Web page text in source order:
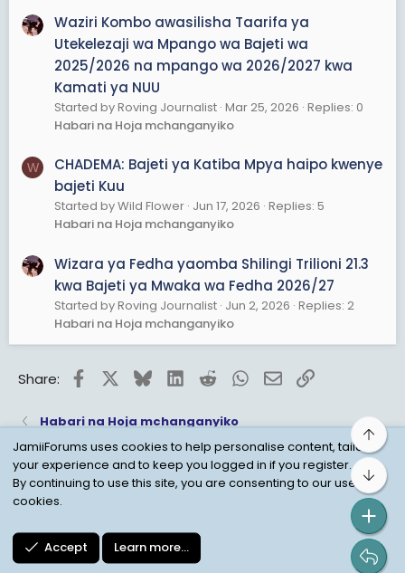
Waziri Kombo awasilisha Taarifa ya
Utekelezaji wa Mpango wa Bajeti wa
2025/2026 na mpango wa 2026/2027 kwa
Kamati ya NUU
Started by Roving Journalist Mar 25, 2026 Replies: 0
Habari na Hoja mchanganyiko
W
CHADEMA: Bajeti ya Katiba Mpya haipo kwenye
bajeti Kuu
Started by Wild Flower Jun 17, 2026 Replies: 5
Habari na Hoja mchanganyiko
Wizara ya Fedha yaomba Shilingi Trilioni 21.3
kwa Bajeti ya Mwaka wa Fedha 2026/27
Started by Roving Journalist Jun 2, 2026 Replies: 2
Habari na Hoja mchanganyiko
Share: FacebookBlueskyLinkedInRedditWhatsApp
EmailLink
Habari na Hoja mchanganyiko
Child Protection Policy
Personal Data Protection
JamiiForums uses cookies to help personalise content, tailor
your experience and to keep you logged in if you register.
By continuing to use this site, you are consenting to our use of
cookies.
Accept Learn more…
Top